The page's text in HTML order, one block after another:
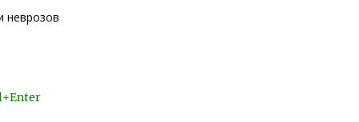
неврозов